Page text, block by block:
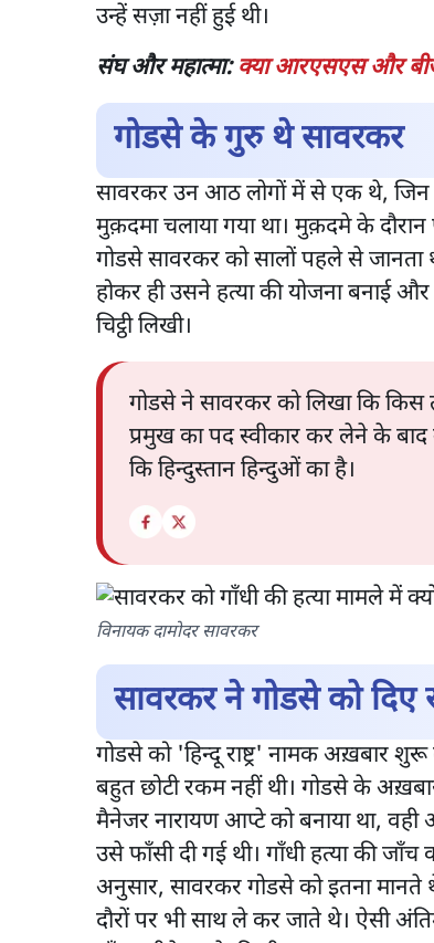
उन्हें सज़ा नहीं हुई थी।
संघ और महात्मा:क्या आरएसएस और
गोडसे के गुरु थे सावरकर
सावरकर उन आठ लोगों में से एक थे, जिन
मुक़दमा चलाया गया था। मुक़दमे के
गोडसे सावरकर को सालों पहले से जानता
होकर ही उसने हत्या की योजना बनाई
चिट्ठी लिखी।
गोडसे ने सावरकर को लिखा कि
प्रमुख का पद स्वीकार कर लेने के
कि हिन्दुस्तान हिन्दुओं का है।
विनायक दामोदर सावरकर
सावरकर ने गोडसे को दिए
गोडसे को 'हिन्दू राष्ट्र' नामक अख़बार
बहुत छोटी रकम नहीं थी। गोडसे के
मैनेजर नारायण आप्टे को बनाया था,
उसे फाँसी दी गई थी। गाँधी हत्या की
अनुसार, सावरकर गोडसे को इतना
दौरों पर भी साथ ले कर जाते थे। ऐसी